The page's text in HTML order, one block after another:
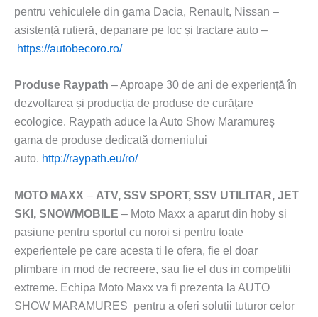
pentru vehiculele din gama Dacia, Renault, Nissan –
asistență rutieră, depanare pe loc și tractare auto –
https://autobecoro.ro/
Produse Raypath – Aproape 30 de ani de experiență în
dezvoltarea și producția de produse de curățare
ecologice. Raypath aduce la Auto Show Maramureș
gama de produse dedicată domeniului
auto. http://raypath.eu/ro/
MOTO MAXX – ATV, SSV SPORT, SSV UTILITAR, JET
SKI, SNOWMOBILE – Moto Maxx a aparut din hoby si
pasiune pentru sportul cu noroi si pentru toate
experientele pe care acesta ti le ofera, fie el doar
plimbare in mod de recreere, sau fie el dus in competitii
extreme. Echipa Moto Maxx va fi prezenta la AUTO
SHOW MARAMURES pentru a oferi solutii tuturor celor